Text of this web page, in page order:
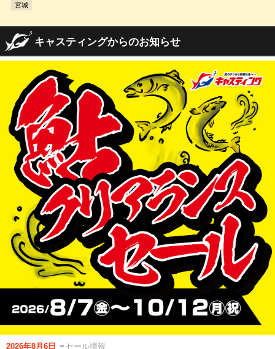
宮城
キャスティングからのお知らせ
2026年8月6日 セール情報